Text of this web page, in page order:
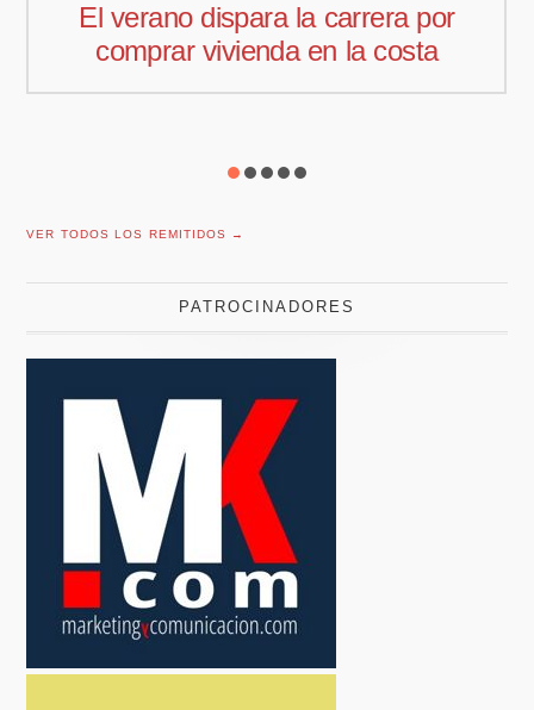
Pedro Aguiar nuevo responsable
comercial para Offcoustic Iberia
VER TODOS LOS REMITIDOS →
PATROCINADORES